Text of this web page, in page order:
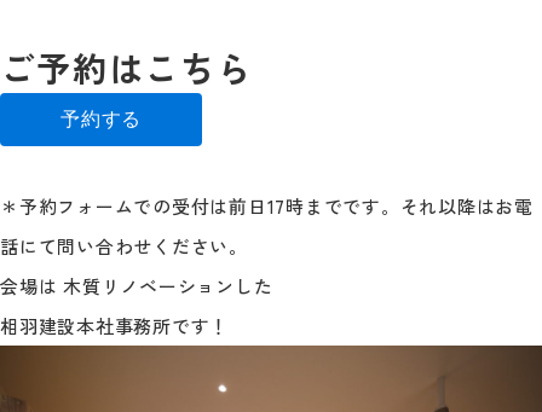
ご予約はこちら
予約する
＊予約フォームでの受付は前日17時までです。それ以降はお電
話にて問い合わせください。
会場は 木質リノベーションした
相羽建設本社事務所です！